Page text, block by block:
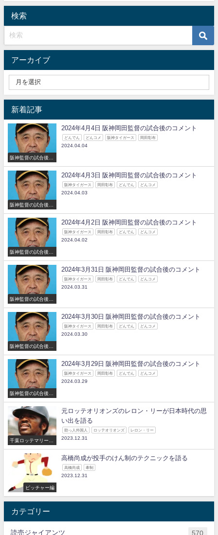
検索
アーカイブ
新着記事
阪神監督の試合後の
コメント
2024年4月4日 阪神岡田監督の試合後のコメント
どんでん どんコメ 阪神タイガース 岡田彰布
2024.04.04
阪神監督の試合後の
コメント
2024年4月3日 阪神岡田監督の試合後のコメント
阪神タイガース 岡田彰布 どんでん どんコメ
2024.04.03
阪神監督の試合後の
コメント
2024年4月2日 阪神岡田監督の試合後のコメント
阪神タイガース 岡田彰布 どんでん どんコメ
2024.04.02
阪神監督の試合後の
コメント
2024年3月31日 阪神岡田監督の試合後のコメント
阪神タイガース 岡田彰布 どんでん どんコメ
2024.03.31
阪神監督の試合後の
コメント
2024年3月30日 阪神岡田監督の試合後のコメント
阪神タイガース 岡田彰布 どんでん どんコメ
2024.03.30
阪神監督の試合後の
コメント
2024年3月29日 阪神岡田監督の試合後のコメント
阪神タイガース 岡田彰布 どんでん どんコメ
2024.03.29
千葉ロッテマリーン
ズ
元ロッテオリオンズのレロン・リーが日本時代の思
い出を語る
助っ人外国人 ロッテオリオンズ レロン・リー
2023.12.31
ピッチャー編
高橋尚成が投手のけん制のテクニックを語る
高橋尚成 牽制
2023.12.31
カテゴリー
読売ジャイアンツ 570